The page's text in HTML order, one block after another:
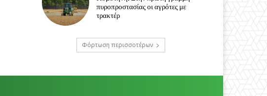
πυροπροστασίας οι αγρότες με
τρακτέρ
Φόρτωση περισσοτέρων